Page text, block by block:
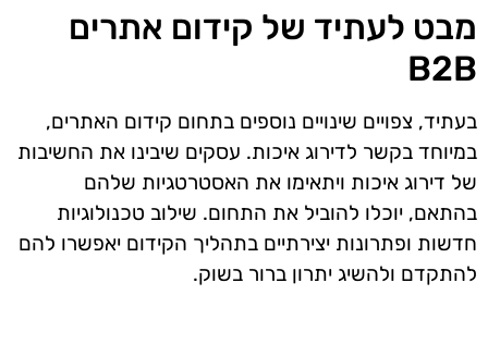
מבט לעתיד של קידום אתרים
B2B
בעתיד, צפויים שינויים נוספים בתחום קידום האתרים,
במיוחד בקשר לדירוג איכות. עסקים שיבינו את החשיבות
של דירוג איכות ויתאימו את האסטרטגיות שלהם
בהתאם, יוכלו להוביל את התחום. שילוב טכנולוגיות
חדשות ופתרונות יצירתיים בתהליך הקידום יאפשרו להם
להתקדם ולהשיג יתרון ברור בשוק.